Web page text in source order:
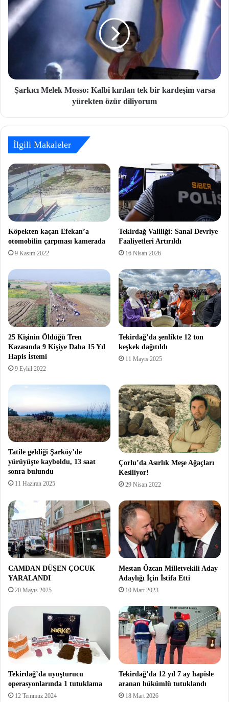
Şarkıcı Melek Mosso: Kalbi kırılan tek bir kardeşim varsa
yürekten özür diliyorum
İlgili Makaleler
Köpekten kaçan Efekan’a
otomobilin çarpması kamerada
9 Kasım 2022
Tekirdağ Valiliği: Sanal Devriye
Faaliyetleri Artırıldı
16 Nisan 2026
25 Kişinin Öldüğü Tren
Kazasında 9 Kişiye Daha 15 Yıl
Hapis İstemi
9 Eylül 2022
Tekirdağ’da şenlikte 12 ton
keşkek dağıtıldı
11 Mayıs 2025
Tatile geldiği Şarköy’de
yürüyüşte kayboldu, 13 saat
sonra bulundu
11 Haziran 2025
Çorlu’da Asırlık Meşe Ağaçları
Kesiliyor!
29 Nisan 2022
CAMDAN DÜŞEN ÇOCUK
YARALANDI
20 Mayıs 2025
Mestan Özcan Milletvekili Aday
Adaylığı İçin İstifa Etti
10 Mart 2023
Tekirdağ’da uyuşturucu
operasyonlarında 1 tutuklama
12 Temmuz 2024
Tekirdağ’da 12 yıl 7 ay hapisle
aranan hükümlü tutuklandı
18 Mart 2026